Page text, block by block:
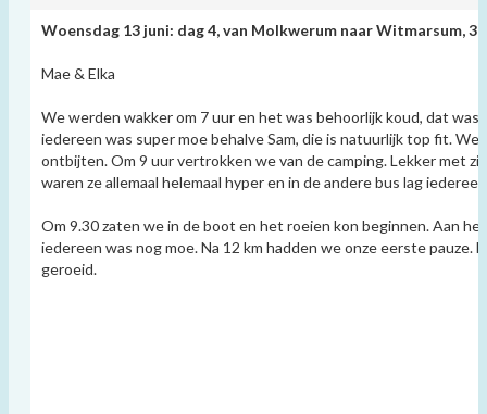
Woensdag 13 juni: dag 4, van Molkwerum naar Witmarsum,
Mae & Elka
We werden wakker om 7 uur en het was behoorlijk koud, dat was
iedereen was super moe behalve Sam, die is natuurlijk top fit. We
ontbijten. Om 9 uur vertrokken we van de camping. Lekker met
waren ze allemaal helemaal hyper en in de andere bus lag
Om 9.30 zaten we in de boot en het roeien kon beginnen. Aan
iedereen was nog moe. Na 12 km hadden we onze eerste pauze.
geroeid.